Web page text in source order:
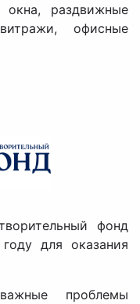
раздвижные
офисные
фонд
для оказания
проблемы